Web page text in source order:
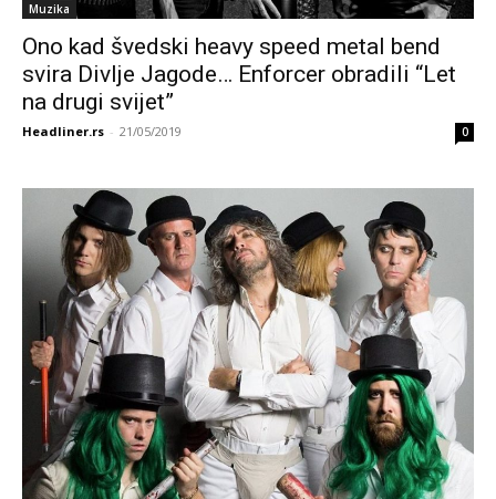
Muzika
Ono kad švedski heavy speed metal bend
svira Divlje Jagode… Enforcer obradili “Let
na drugi svijet”
Headliner.rs - 21/05/2019 0